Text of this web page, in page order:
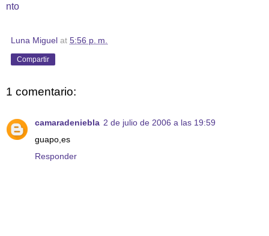
nto
Luna Miguel at 5:56 p. m.
Compartir
1 comentario:
camaradeniebla 2 de julio de 2006 a las 19:59
guapo,es
Responder